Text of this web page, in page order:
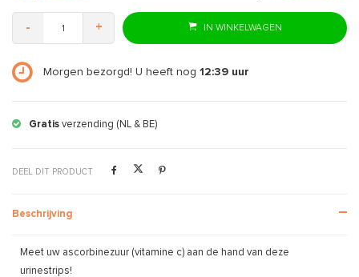
- + IN WINKELWAGEN
Morgen bezorgd! U heeft nog 12:39 uur
Gratis verzending (NL & BE)
DEEL DIT PRODUCT
Beschrijving
Meet uw ascorbinezuur (vitamine c) aan de hand van deze
urinestrips!